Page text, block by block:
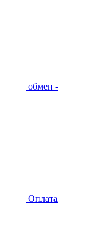
обмен -
Оплата